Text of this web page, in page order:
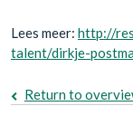
Lees meer: http://
talent/dirkje-
Return to